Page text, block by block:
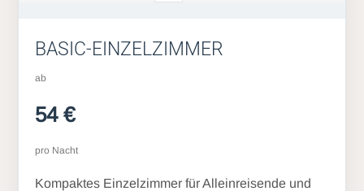
BASIC-EINZELZIMMER
ab
54 €
pro Nacht
Kompaktes Einzelzimmer für Alleinreisende und